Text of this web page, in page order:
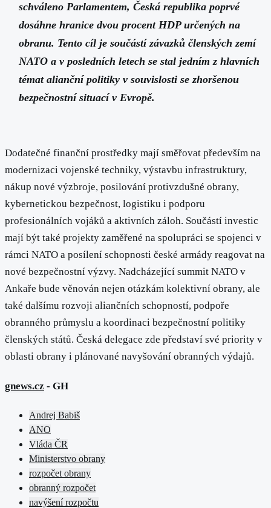
schváleno Parlamentem, Česká republika poprvé
dosáhne hranice dvou procent HDP určených na
obranu. Tento cíl je součástí závazků členských zemí
NATO a v posledních letech se stal jedním z hlavních
témat alianční politiky v souvislosti se zhoršenou
bezpečnostní situací v Evropě.
Dodatečné finanční prostředky mají směřovat především na
modernizaci vojenské techniky, výstavbu infrastruktury,
nákup nové výzbroje, posilování protivzdušné obrany,
kybernetickou bezpečnost, logistiku i podporu
profesionálních vojáků a aktivních záloh. Součástí investic
mají být také projekty zaměřené na spolupráci se spojenci v
rámci NATO a posílení schopnosti české armády reagovat na
nové bezpečnostní výzvy. Nadcházející summit NATO v
Ankaře bude věnován nejen otázkám kolektivní obrany, ale
také dalšímu rozvoji aliančních schopností, podpoře
obranného průmyslu a koordinaci bezpečnostní politiky
členských států. Česká delegace zde představí své priority v
oblasti obrany i plánované navyšování obranných výdajů.
gnews.cz - GH
Andrej Babiš
ANO
Vláda ČR
Ministerstvo obrany
rozpočet obrany
obranný rozpočet
navýšení rozpočtu